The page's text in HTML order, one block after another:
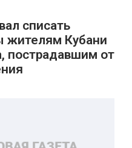
списать
жителям Кубани
пострадавшим от